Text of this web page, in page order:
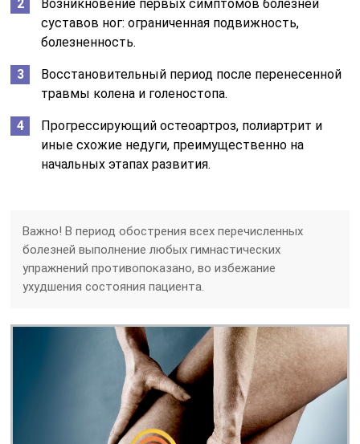
Возникновение первых симптомов болезней
суставов ног: ограниченная подвижность,
болезненность.
Восстановительный период после перенесенной
травмы колена и голеностопа.
Прогрессирующий остеоартроз, полиартрит и
иные схожие недуги, преимущественно на
начальных этапах развития.
Важно! В период обострения всех перечисленных
болезней выполнение любых гимнастических
упражнений противопоказано, во избежание
ухудшения состояния пациента.